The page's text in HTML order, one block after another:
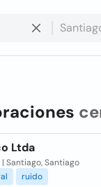
Ltda
| Santiago, Santiago
ruido